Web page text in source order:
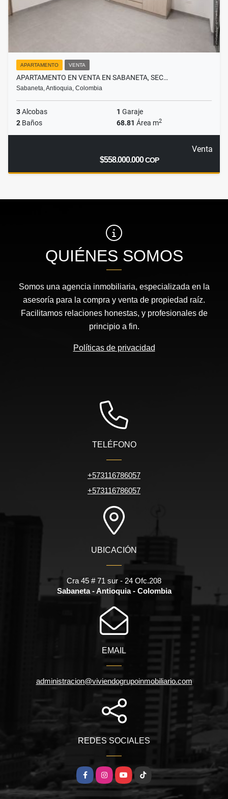
APARTAMENTO VENTA
APARTAMENTO EN VENTA EN SABANETA, SEC…
Sabaneta, Antioquia, Colombia
3Alcobas 1 Garaje
2 Baños 68.81 Área m2
Venta
$558.000.000COP
QUIÉNES SOMOS
Somos una agencia inmobiliaria, especializada en la
asesoría para la compra y venta de propiedad raíz.
Facilitamos relaciones honestas, y profesionales de
principio a fin.
Políticas de privacidad
TELÉFONO
+573116786057
+573116786057
UBICACIÓN
Cra 45 # 71 sur - 24 Ofc.208
Sabaneta - Antioquia - Colombia
EMAIL
administracion@viviendogrupoinmobiliario.com
REDES SOCIALES
FacebookInstagramYouTubeTikTok